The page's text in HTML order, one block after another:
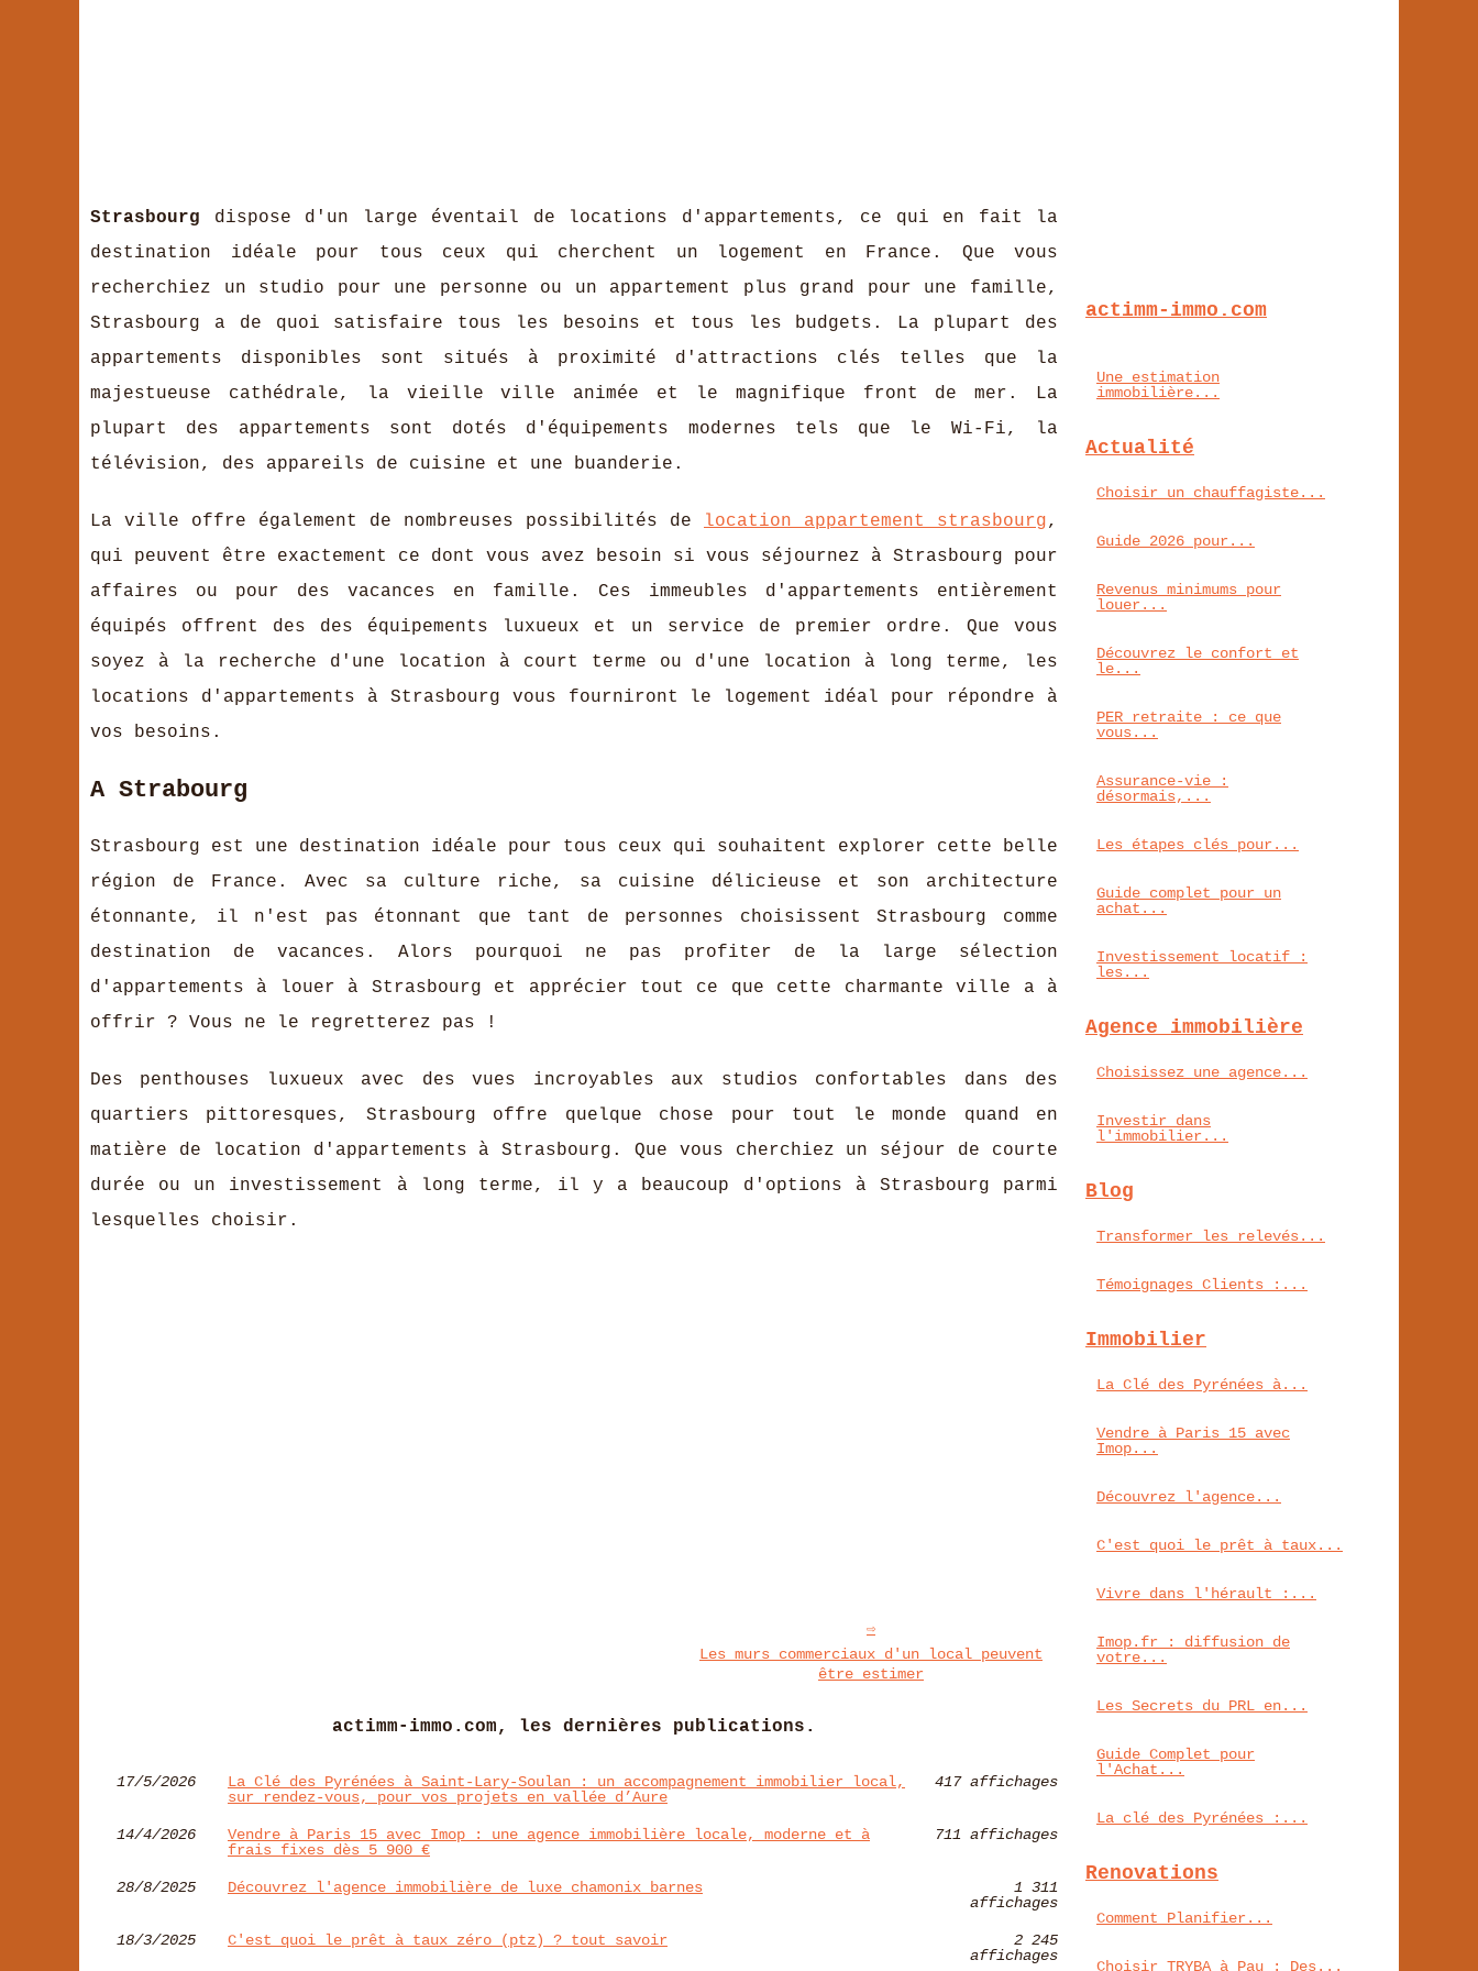
Strasbourg dispose d'un large éventail de locations d'appartements, ce qui en fait la
destination idéale pour tous ceux qui cherchent un logement en France. Que vous
recherchiez un studio pour une personne ou un appartement plus grand pour une famille,
Strasbourg a de quoi satisfaire tous les besoins et tous les budgets. La plupart des
appartements disponibles sont situés à proximité d'attractions clés telles que la
majestueuse cathédrale, la vieille ville animée et le magnifique front de mer. La
plupart des appartements sont dotés d'équipements modernes tels que le Wi-Fi, la
télévision, des appareils de cuisine et une buanderie.
La ville offre également de nombreuses possibilités de location appartement strasbourg,
qui peuvent être exactement ce dont vous avez besoin si vous séjournez à Strasbourg pour
affaires ou pour des vacances en famille. Ces immeubles d'appartements entièrement
équipés offrent des des équipements luxueux et un service de premier ordre. Que vous
soyez à la recherche d'une location à court terme ou d'une location à long terme, les
locations d'appartements à Strasbourg vous fourniront le logement idéal pour répondre à
vos besoins.
A Strabourg
Strasbourg est une destination idéale pour tous ceux qui souhaitent explorer cette belle
région de France. Avec sa culture riche, sa cuisine délicieuse et son architecture
étonnante, il n'est pas étonnant que tant de personnes choisissent Strasbourg comme
destination de vacances. Alors pourquoi ne pas profiter de la large sélection
d'appartements à louer à Strasbourg et apprécier tout ce que cette charmante ville a à
offrir ? Vous ne le regretterez pas !
Des penthouses luxueux avec des vues incroyables aux studios confortables dans des
quartiers pittoresques, Strasbourg offre quelque chose pour tout le monde quand en
matière de location d'appartements à Strasbourg. Que vous cherchiez un séjour de courte
durée ou un investissement à long terme, il y a beaucoup d'options à Strasbourg parmi
lesquelles choisir.
Les murs commerciaux d'un local peuvent
être estimer
actimm-immo.com, les dernières publications.
17/5/2026
La Clé des Pyrénées à Saint‑Lary‑Soulan : un accompagnement immobilier local,
sur rendez‑vous, pour vos projets en vallée d’Aure
417 affichages
14/4/2026
Vendre à Paris 15 avec Imop : une agence immobilière locale, moderne et à
frais fixes dès 5 900 €
711 affichages
28/8/2025 Découvrez l'agence immobilière de luxe chamonix barnes
1 311
affichages
18/3/2025 C'est quoi le prêt à taux zéro (ptz) ? tout savoir
2 245
affichages
actimm-immo.com
Une estimation
immobilière...
Actualité
Choisir un chauffagiste...
Guide 2026 pour...
Revenus minimums pour
louer...
Découvrez le confort et
le...
PER retraite : ce que
vous...
Assurance-vie :
désormais,...
Les étapes clés pour...
Guide complet pour un
achat...
Investissement locatif :
les...
Agence immobilière
Choisissez une agence...
Investir dans
l'immobilier...
Blog
Transformer les relevés...
Témoignages Clients :...
Immobilier
La Clé des Pyrénées à...
Vendre à Paris 15 avec
Imop...
Découvrez l'agence...
C'est quoi le prêt à taux...
Vivre dans l'hérault :...
Imop.fr : diffusion de
votre...
Les Secrets du PRL en...
Guide Complet pour
l'Achat...
La clé des Pyrénées :...
Renovations
Comment Planifier...
Choisir TRYBA à Pau : Des...